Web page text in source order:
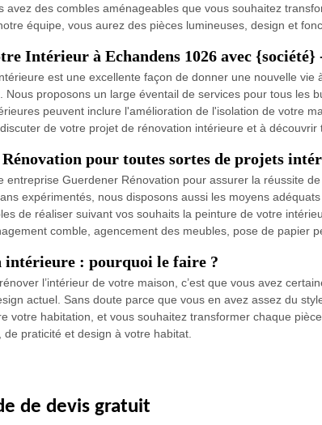
avez des combles aménageables que vous souhaitez
équipe, vous aurez des pièces lumineuses, design et
Intérieur à Echandens 1026 avec
est une excellente façon de donner une nouvelle
Nous proposons un large éventail de services pour tous les
peuvent inclure l'amélioration de l'isolation de votre
de votre projet de rénovation intérieure et à découvrir
pour toutes sortes de projets
entreprise Guerdener Rénovation pour assurer la réussite
expérimentés, nous disposons aussi les moyens
de réaliser suivant vos souhaits la peinture de votre
comble, agencement des meubles, pose de papier
intérieure : pourquoi le faire ?
l’intérieur de votre maison, c’est que vous avez
actuel. Sans doute parce que vous en avez assez du
votre habitation, et vous souhaitez transformer chaque
de praticité et design à votre habitat.
de devis gratuit